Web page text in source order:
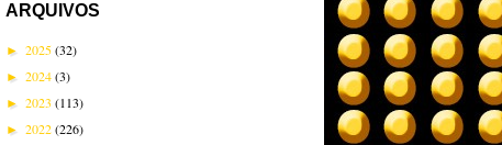
ARQUIVOS
► 2025(32)
► 2024(3)
► 2023 (113)
► 2022(226)